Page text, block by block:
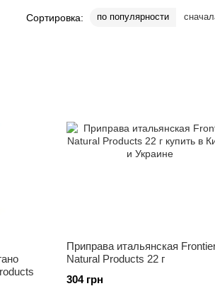
Сортировка: по популярности
Приправа итальянская
Natural Products 22 г
304 грн